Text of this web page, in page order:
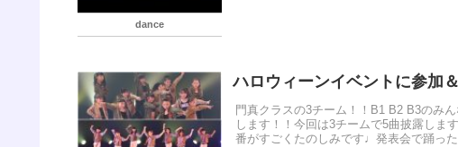
dance
ハロウィーンイベントに参加
門真クラスの3チーム！！B1 B2 B3のみ
します！！今回は3チームで5曲披露しま
番がすごくたのしみです♩発表会で踊っ